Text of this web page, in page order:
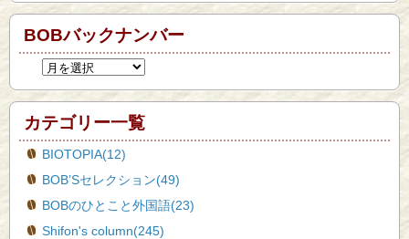
BOBバックナンバー
カテゴリー一覧
BIOTOPIA(12)
BOB’Sセレクション(49)
BOBのひとこと外国語(23)
Shifon's column(245)